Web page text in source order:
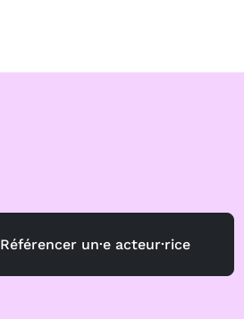
Référencer un·e acteur·rice